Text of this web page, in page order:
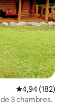
Évaluation
4,94 (182)
3 chambres.